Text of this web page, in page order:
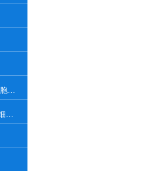
P3-X63-AG8.653淋巴细胞小鼠骨髓瘤细胞
GC-2SPD(TS) 小鼠精母细胞系